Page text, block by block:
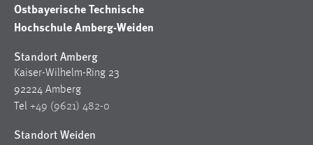
Ostbayerische Technische
Hochschule Amberg-Weiden
Standort Amberg
Kaiser-Wilhelm-Ring 23
92224 Amberg
Tel +49 (9621) 482-0
Standort Weiden